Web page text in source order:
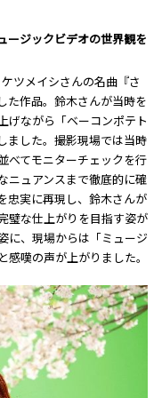
ジックビデオの世界観を
ツメイシさんの名曲『さ
た作品。鈴木さんが当時を
げながら「ベーコンポテト
ました。撮影現場では当時
べてモニターチェックを行
ニュアンスまで徹底的に確
忠実に再現し、鈴木さんが
璧な仕上がりを目指す姿が
に、現場からは「ミュージ
嘆の声が上がりました。